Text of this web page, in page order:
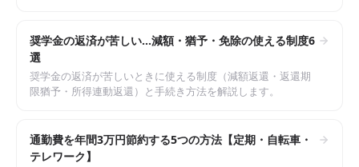
奨学金の返済が苦しい…減額・猶予・免除の使える制度6
選
奨学金の返済が苦しいときに使える制度（減額返還・返還期
限猶予・所得連動返還）と手続き方法を解説します。
通勤費を年間3万円節約する5つの方法【定期・自転車・
テレワーク】